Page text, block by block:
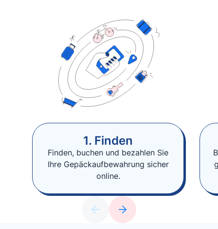
1. Finden
Finden, buchen und bezahlen Sie
Ihre Gepäckaufbewahrung sicher
online.